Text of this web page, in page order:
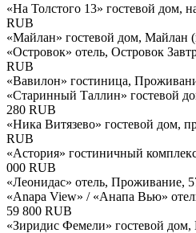
«На Толстого 13» гостевой дом,
RUB
«Майлан» гостевой дом, Майлан
«Островок» отель, Островок
RUB
«Вавилон» гостиница,
«Старинный Таллин» гостевой
280 RUB
«Ника Витязево» гостевой дом,
RUB
«Астория» гостиничный
000 RUB
«Леонидас» отель, Проживание,
«Anapa View» / «Анапа Вью»
59 800 RUB
«Зиридис Фемели» гостевой